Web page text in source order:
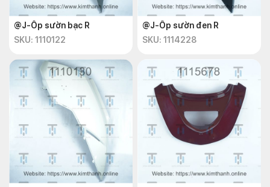
@J-Ốp sườn bạc R
SKU: 1110122
@J-Ốp sườn đen R
SKU: 1114228